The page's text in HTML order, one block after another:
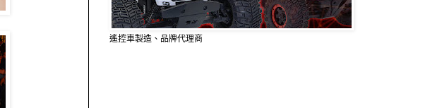
遙控車製造、品牌代理商